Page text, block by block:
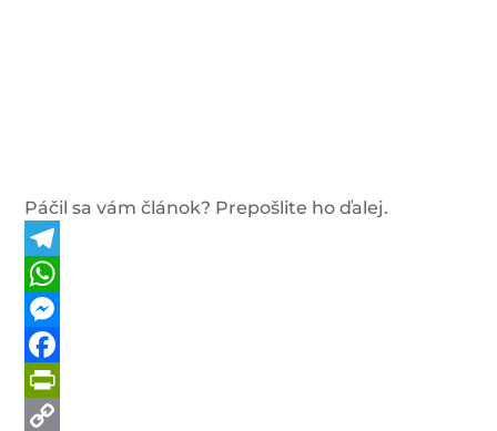
Páčil sa vám článok? Prepošlite ho ďalej.
Telegram
WhatsApp
Messenger
Facebook
PrintFriendly